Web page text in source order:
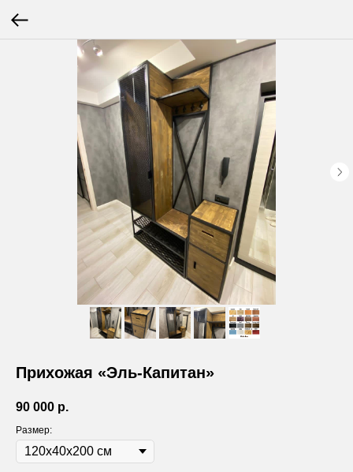
Прихожая «Эль-Капитан»
90 000 р.
Размер: